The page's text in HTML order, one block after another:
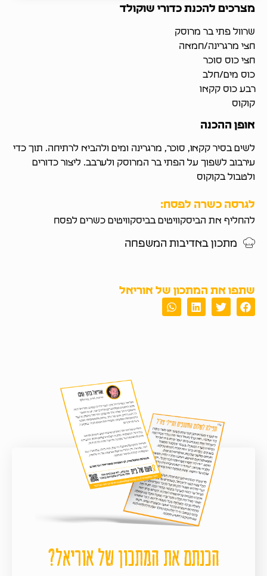
מצרכים להכנת כדורי שוקולד
שרוול פתי בר מרוסק
חצי מרגרינה/חמאה
חצי כוס סוכר
כוס מים/חלב
רבע כוס קקאו
קוקוס
אופן ההכנה
לשים בסיר קקאו, סוכר, מרגרינה ומים ולהביא לרתיחה. תוך כדי
עירבוב לשפוך על הפתי בר המרוסק ולערבב. ליצור כדורים
ולטבול בקוקוס
לגרסה כשרה לפסח:
להחליף את הביסקוויטים בביסקוויטים כשרים לפסח
מתכון באדיבות המשפחה
שתפו את המתכון של אוריאל
הכנתם את המתכון של אוריאל?